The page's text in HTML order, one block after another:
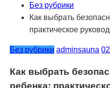
Без рубрики
Как выбрать
практическое
Без рубрики adminsauna
Как выбрать